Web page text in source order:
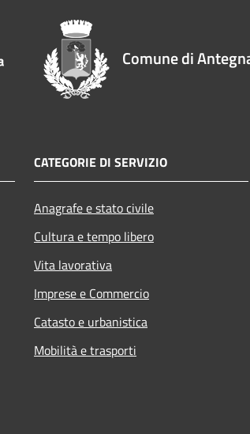
Comune di
CATEGORIE DI SERVIZIO
Anagrafe e stato civile
Cultura e tempo libero
Vita lavorativa
Imprese e Commercio
Catasto e urbanistica
Mobilità e trasporti